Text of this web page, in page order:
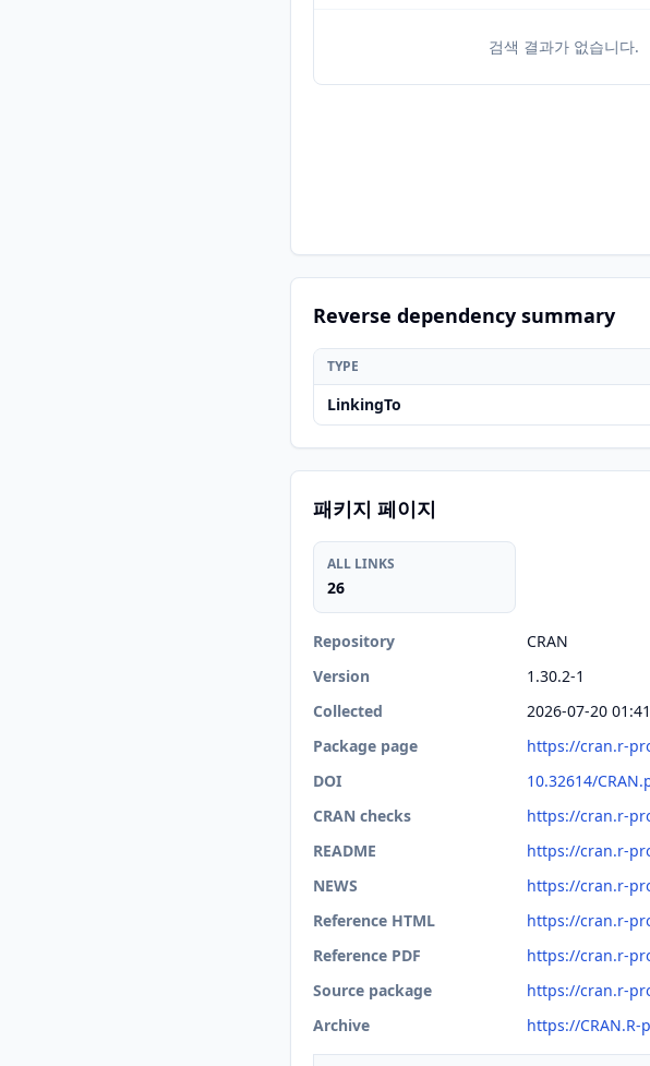
검색 결과가 없습니다.
Reverse dependency summary
TYPE
LinkingTo
패키지 페이지
ALL LINKS
26
Repository
CRAN
Version
1.30.2-1
Collected
2026-07-20
Package page
https://cran.r-
DOI
10.32614/
CRAN checks
https://cran.r-
README
https://cran.r-
NEWS
https://cran.r-
Reference HTML
https://cran.r-
Reference PDF
https://cran.r-
Source package
https://cran.r-
Archive
https://